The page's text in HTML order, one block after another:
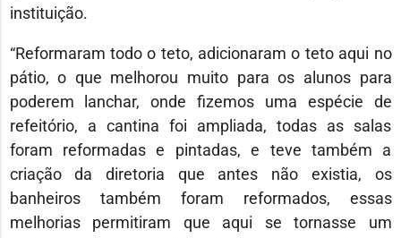
instituição.
“Reformaram todo o teto, adicionaram o teto aqui no
pátio, o que melhorou muito para os alunos para
poderem lanchar, onde fizemos uma espécie de
refeitório, a cantina foi ampliada, todas as salas
foram reformadas e pintadas, e teve também a
criação da diretoria que antes não existia, os
banheiros também foram reformados, essas
melhorias permitiram que aqui se tornasse um